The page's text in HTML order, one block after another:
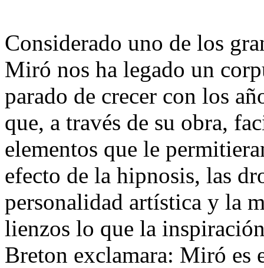
Considerado uno de los
Miró nos ha legado un
parado de crecer con los
que, a través de su obra,
elementos que le
efecto de la hipnosis, las
personalidad artística y la
lienzos lo que la
Breton exclamara: Miró es